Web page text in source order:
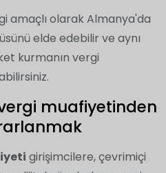
amaçlı olarak Almanya'da
elde edebilir ve aynı
kurmanın vergi
muafiyetinden
girişimcilere, çevrimiçi